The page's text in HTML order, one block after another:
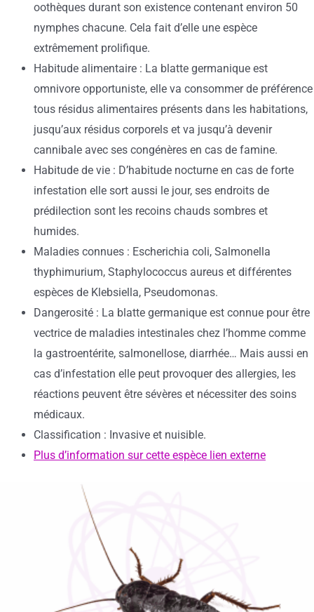
oothèques durant son existence contenant environ 50
nymphes chacune. Cela fait d’elle une espèce
extrêmement prolifique.
Habitude alimentaire : La blatte germanique est
omnivore opportuniste, elle va consommer de préférence
tous résidus alimentaires présents dans les habitations,
jusqu’aux résidus corporels et va jusqu’à devenir
cannibale avec ses congénères en cas de famine.
Habitude de vie : D’habitude nocturne en cas de forte
infestation elle sort aussi le jour, ses endroits de
prédilection sont les recoins chauds sombres et
humides.
Maladies connues : Escherichia coli, Salmonella
thyphimurium, Staphylococcus aureus et différentes
espèces de Klebsiella, Pseudomonas.
Dangerosité : La blatte germanique est connue pour être
vectrice de maladies intestinales chez l’homme comme
la gastroentérite, salmonellose, diarrhée… Mais aussi en
cas d’infestation elle peut provoquer des allergies, les
réactions peuvent être sévères et nécessiter des soins
médicaux.
Classification : Invasive et nuisible.
Plus d’information sur cette espèce lien externe